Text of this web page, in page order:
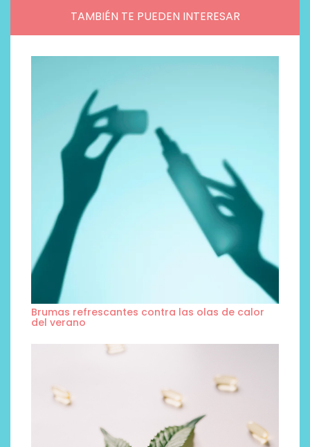
TAMBIÉN TE PUEDEN INTERESAR
Brumas refrescantes contra las olas de calor
del verano